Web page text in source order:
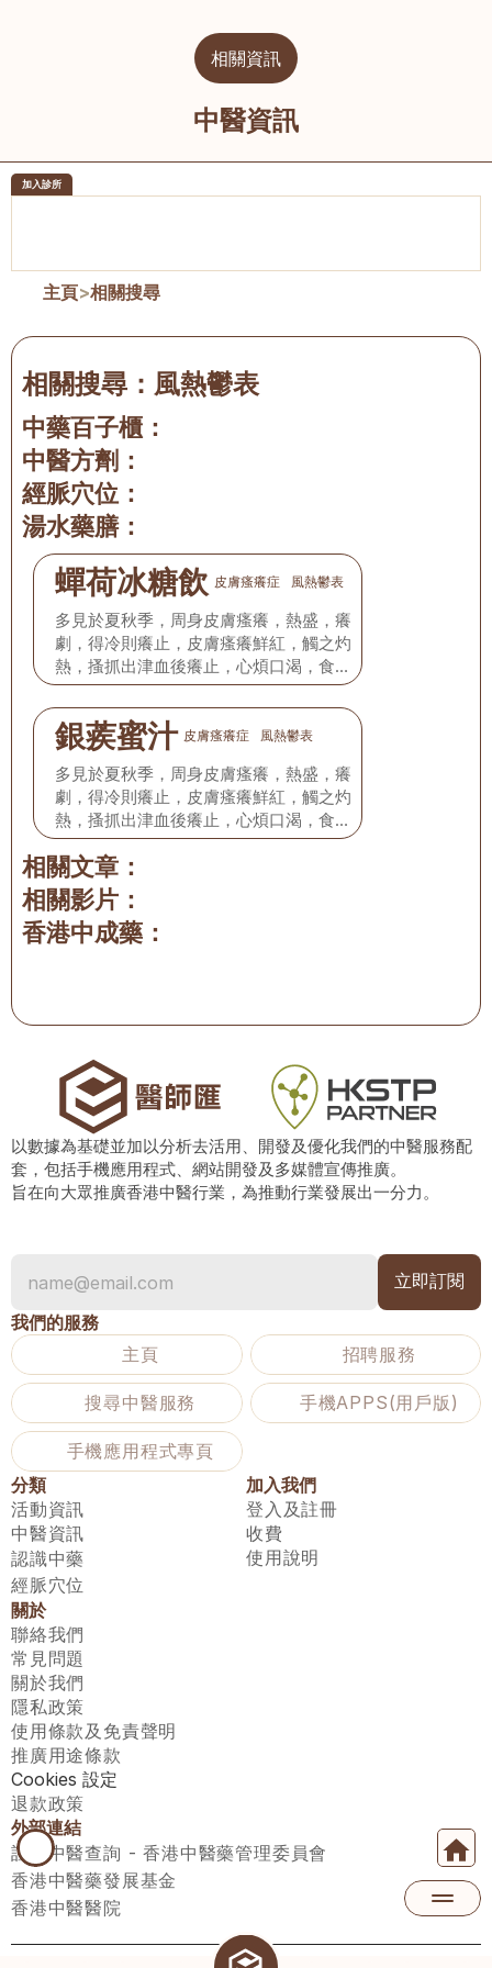
相關資訊
中醫資訊
加入診所
主頁>相關搜尋
相關搜尋： 風熱鬱表
中藥百子櫃：
中醫方劑：
經脈穴位：
湯水藥膳：
蟬荷冰糖飲 皮膚瘙癢症 風熱鬱表
多見於夏秋季，周身皮膚瘙癢，熱盛，癢
劇，得冷則癢止，皮膚瘙癢鮮紅，觸之灼
熱，搔抓出津血後癢止，心煩口渴，食入
辛辣食物而瘙癢加劇，舌紅苔薄白，脈弦
數。
銀蒺蜜汁 皮膚瘙癢症 風熱鬱表
多見於夏秋季，周身皮膚瘙癢，熱盛，癢
劇，得冷則癢止，皮膚瘙癢鮮紅，觸之灼
熱，搔抓出津血後癢止，心煩口渴，食入
辛辣食物而瘙癢加劇，舌紅苔薄白，脈弦
數。
相關文章：
相關影片：
香港中成藥：
以數據為基礎並加以分析去活用、開發及優化我們的中醫服務配
套，包括手機應用程式、網站開發及多媒體宣傳推廣。
旨在向大眾推廣香港中醫行業，為推動行業發展出一分力。
我們的服務
主頁
招聘服務
搜尋中醫服務 手機APPS(用戶版)
手機應用程式專頁
分類
活動資訊
中醫資訊
認識中藥
經脈穴位
加入我們
登入及註冊
收費
使用說明
關於
聯絡我們
常見問題
關於我們
隱私政策
使用條款及免責聲明
推廣用途條款
Cookies 設定
退款政策
外部連結
註冊中醫查詢 - 香港中醫藥管理委員會
香港中醫藥發展基金
香港中醫醫院